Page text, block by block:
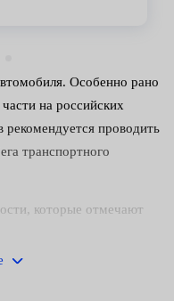
Особенно рано
на российских
рекомендуется проводить
транспортного
которые отмечают
дороге —